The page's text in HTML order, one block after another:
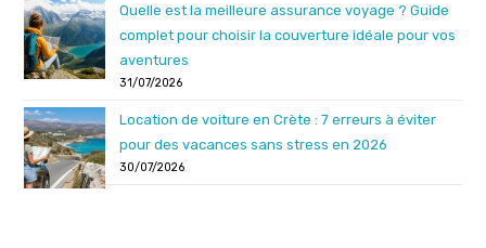
Quelle est la meilleure assurance voyage ? Guide
complet pour choisir la couverture idéale pour vos
aventures
31/07/2026
Location de voiture en Crète : 7 erreurs à éviter
pour des vacances sans stress en 2026
30/07/2026